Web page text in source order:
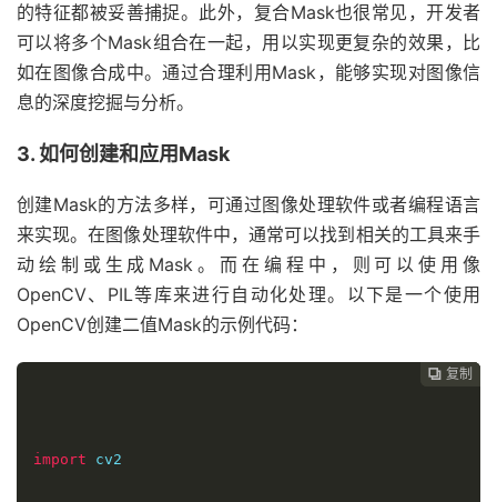
的特征都被妥善捕捉。此外，复合Mask也很常见，开发者
可以将多个Mask组合在一起，用以实现更复杂的效果，比
如在图像合成中。通过合理利用Mask，能够实现对图像信
息的深度挖掘与分析。
3. 如何创建和应用Mask
创建Mask的方法多样，可通过图像处理软件或者编程语言
来实现。在图像处理软件中，通常可以找到相关的工具来手
动绘制或生成Mask。而在编程中，则可以使用像
OpenCV、PIL等库来进行自动化处理。以下是一个使用
OpenCV创建二值Mask的示例代码：
 复制
 复制
 复制
import cv2